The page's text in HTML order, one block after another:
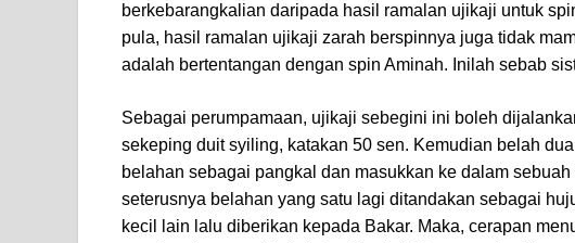
berkebarangkalian daripada hasil ramalan ujikaji untuk
pula, hasil ramalan ujikaji zarah berspinnya juga tidak
adalah bertentangan dengan spin Aminah. Inilah sebab
Sebagai perumpamaan, ujikaji sebegini ini boleh
sekeping duit syiling, katakan 50 sen. Kemudian belah
belahan sebagai pangkal dan masukkan ke dalam
seterusnya belahan yang satu lagi ditandakan sebagai
kecil lain lalu diberikan kepada Bakar. Maka, cerapan